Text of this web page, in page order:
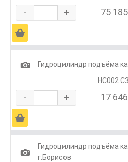
- + 75
Ä
1
Гидроцилиндр подъёма
HC002 C3
- + 17
Ä
1
Гидроцилиндр подъёма
г.Борисов